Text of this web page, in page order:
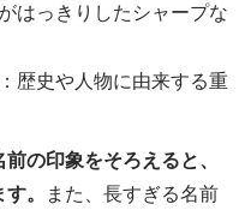
はっきりしたシャープな
歴史や人物に由来する重
の印象をそろえると、
。
また、長すぎる名前